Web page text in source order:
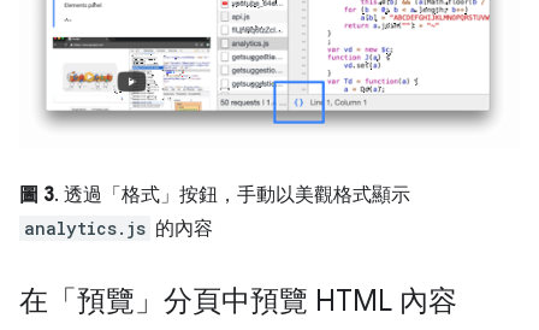
圖 3. 透過「格式」 按鈕，手動以美觀格式顯示
analytics.js 的內容
在「預覽」分頁中預覽 HTML 內容